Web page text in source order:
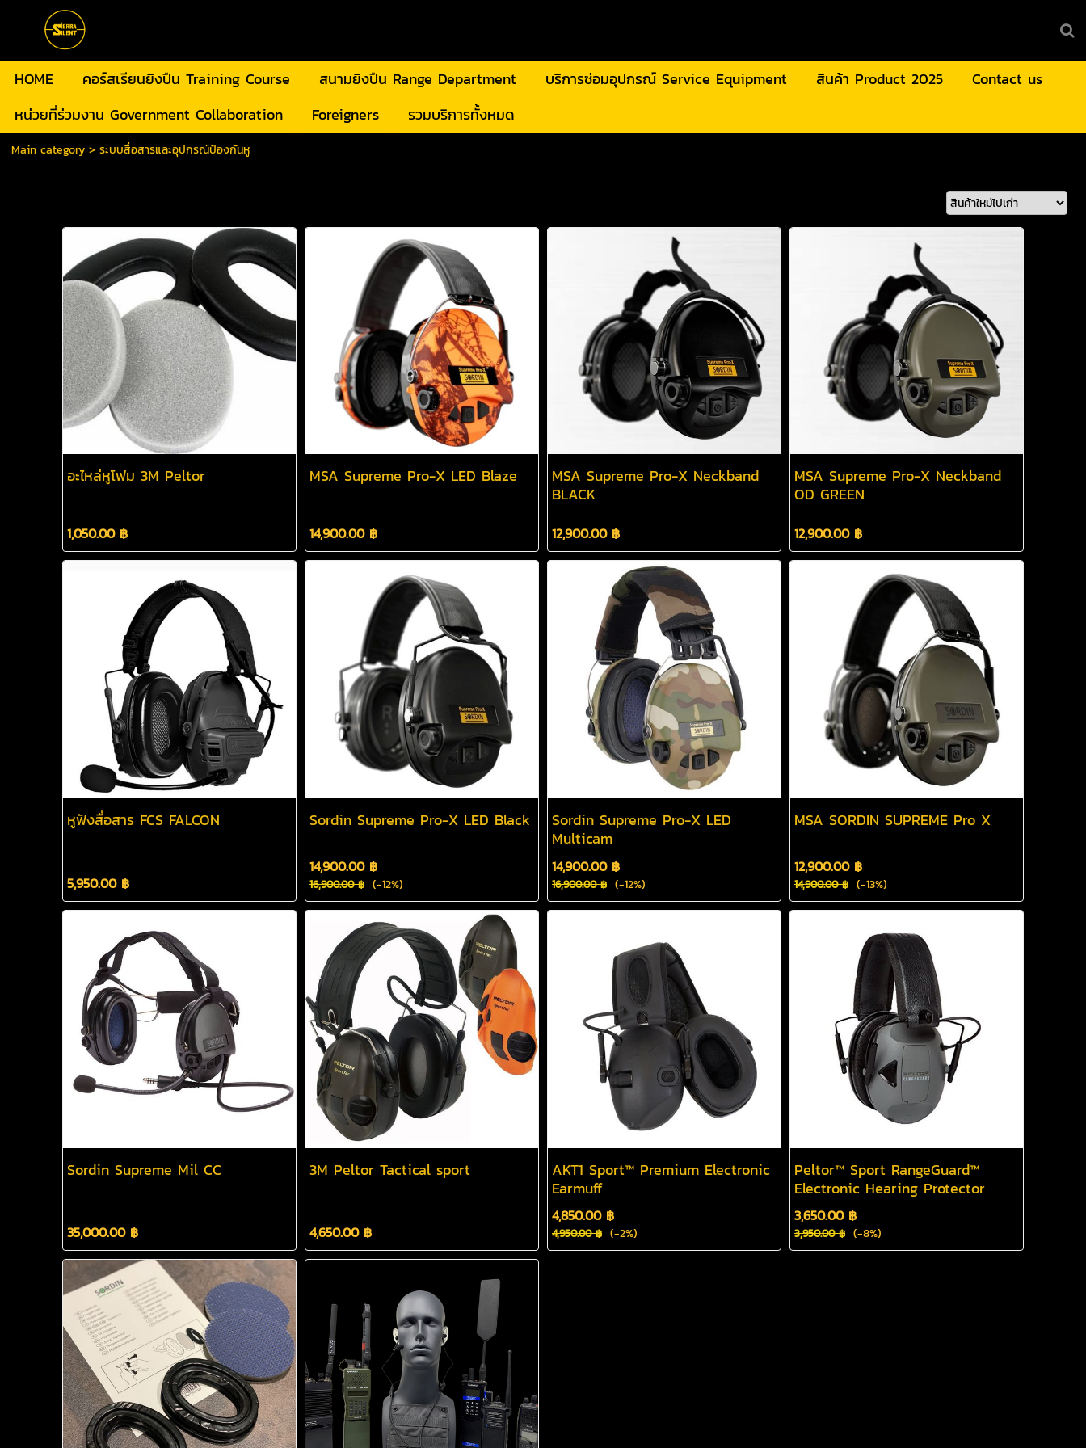
HOME คอร์สเรียนยิงปืน Training Course สนามยิงปืน Range Department บริการซ่อมอุปกรณ์ Service Equipment สินค้า Product 2025
Contact us
หน่วยที่ร่วมงาน Government Collaboration
Foreigners รวมบริการทั้งหมด
Main category> ระบบสื่อสารและอุปกรณ์ป้องกันหู
อะไหล่หูโฟม 3M Peltor
1,050.00 ฿
MSA Supreme Pro-X LED Blaze
14,900.00 ฿
MSA Supreme Pro-X Neckband
BLACK
12,900.00 ฿
MSA Supreme Pro-X Neckband
OD GREEN
12,900.00 ฿
หูฟังสื่อสาร FCS FALCON
5,950.00 ฿
Sordin Supreme Pro-X LED Black
14,900.00 ฿
16,900.00 ฿ (-12%)
Sordin Supreme Pro-X LED
Multicam
14,900.00 ฿
16,900.00 ฿ (-12%)
MSA SORDIN SUPREME Pro X
12,900.00 ฿
14,900.00 ฿ (-13%)
Sordin Supreme Mil CC
35,000.00 ฿
3M Peltor Tactical sport
4,650.00 ฿
AKT1 Sport™ Premium Electronic
Earmuff
4,850.00 ฿
4,950.00 ฿ (-2%)
Peltor™ Sport RangeGuard™
Electronic Hearing Protector
3,650.00 ฿
3,950.00 ฿ (-8%)